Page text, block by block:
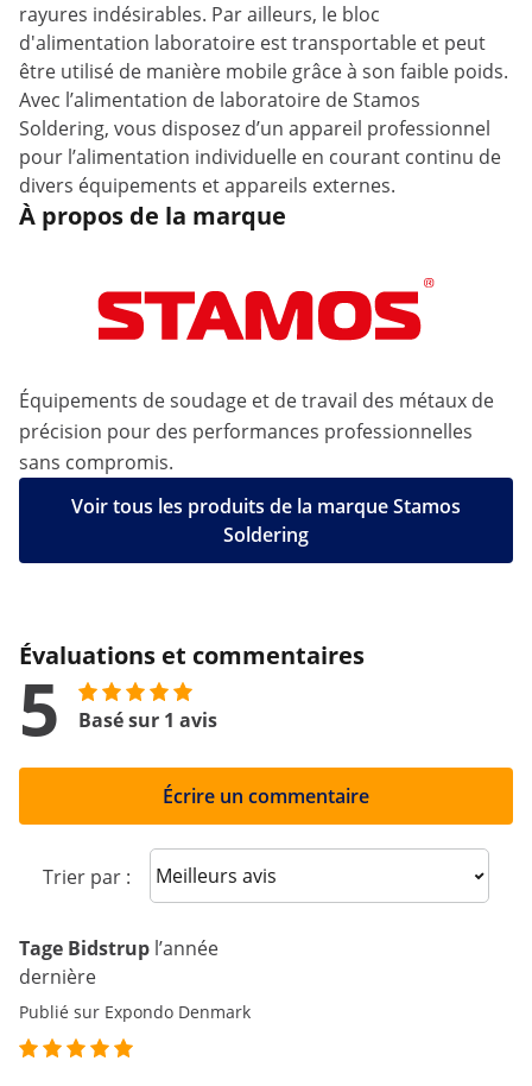
rayures indésirables. Par ailleurs, le bloc
d'alimentation laboratoire est transportable et peut
être utilisé de manière mobile grâce à son faible poids.
Avec l’alimentation de laboratoire de Stamos
Soldering, vous disposez d’un appareil professionnel
pour l’alimentation individuelle en courant continu de
divers équipements et appareils externes.
À propos de la marque
Équipements de soudage et de travail des métaux de
précision pour des performances professionnelles
sans compromis.
Voir tous les produits de la marque Stamos
Soldering
Évaluations et commentaires
5 Basé sur 1 avis
Écrire un commentaire
Trier par : Sort reviews
Tage Bidstrup l’année
dernière
Publié sur Expondo Denmark